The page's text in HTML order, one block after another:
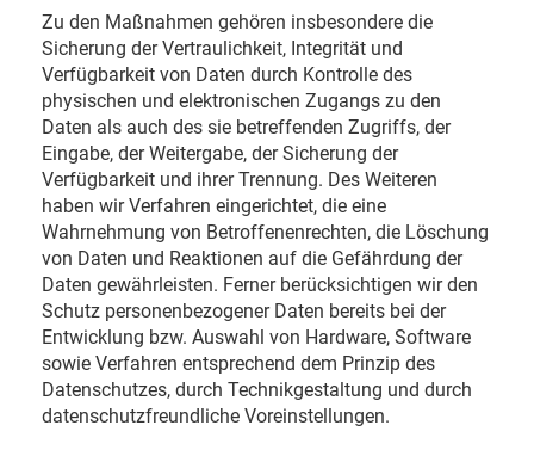
Zu den Maßnahmen gehören insbesondere die
Sicherung der Vertraulichkeit, Integrität und
Verfügbarkeit von Daten durch Kontrolle des
physischen und elektronischen Zugangs zu den
Daten als auch des sie betreffenden Zugriffs, der
Eingabe, der Weitergabe, der Sicherung der
Verfügbarkeit und ihrer Trennung. Des Weiteren
haben wir Verfahren eingerichtet, die eine
Wahrnehmung von Betroffenenrechten, die Löschung
von Daten und Reaktionen auf die Gefährdung der
Daten gewährleisten. Ferner berücksichtigen wir den
Schutz personenbezogener Daten bereits bei der
Entwicklung bzw. Auswahl von Hardware, Software
sowie Verfahren entsprechend dem Prinzip des
Datenschutzes, durch Technikgestaltung und durch
datenschutzfreundliche Voreinstellungen.